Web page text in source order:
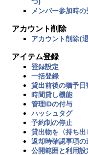
メンバー参加時
アカウント削除
アカウント削除(
アイテム登録
登録設定
一括登録
貸出前後の猶予日
時間貸し機能
管理IDの付与
ハッシュタグ
予約制の停止
貸出物を〈持ち
返却時確認事項の
公開範囲と利用設